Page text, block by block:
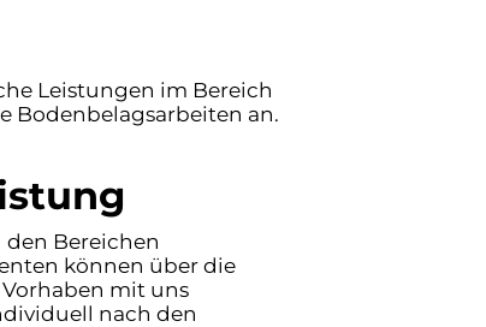
Leistungen im Bereich
Bodenbelagsarbeiten an.
Bereichen
können über die
mit uns
nach den